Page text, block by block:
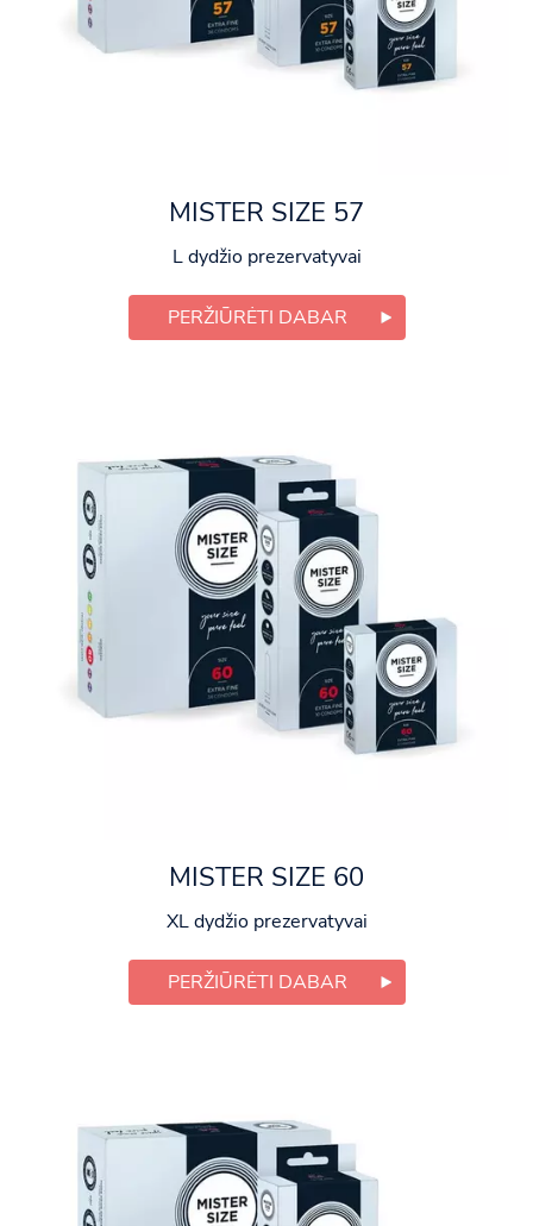
MISTER SIZE 57
L dydžio prezervatyvai
PERŽIŪRĖTI DABAR
MISTER SIZE 60
XL dydžio prezervatyvai
PERŽIŪRĖTI DABAR